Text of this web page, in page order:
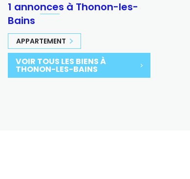
1 annonces à Thonon-les-
Bains
APPARTEMENT
VOIR TOUS LES BIENS À
THONON-LES-BAINS